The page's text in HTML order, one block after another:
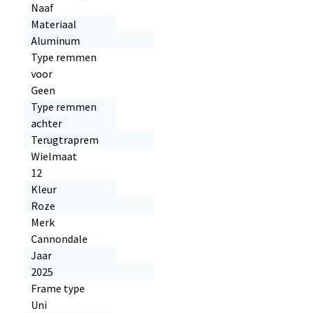
Naaf
Materiaal
Aluminum
Type remmen
voor
Geen
Type remmen
achter
Terugtraprem
Wielmaat
12
Kleur
Roze
Merk
Cannondale
Jaar
2025
Frame type
Uni